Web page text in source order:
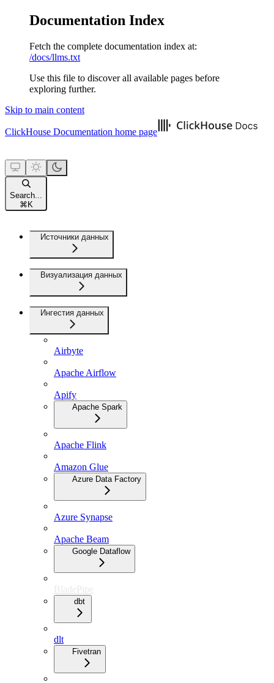
Documentation Index
Fetch the complete documentation index at:
/docs/llms.txt
Use this file to discover all available pages before
exploring further.
Skip to main content
ClickHouse Documentation home page
Search...
⌘ K
Источники данных
Визуализация данных
Ингестия данных
Airbyte
Apache Airflow
Apify
Apache Spark
Apache Flink
Amazon Glue
Azure Data Factory
Azure Synapse
Apache Beam
Google Dataflow
BladePipe
dbt
dlt
Fivetran